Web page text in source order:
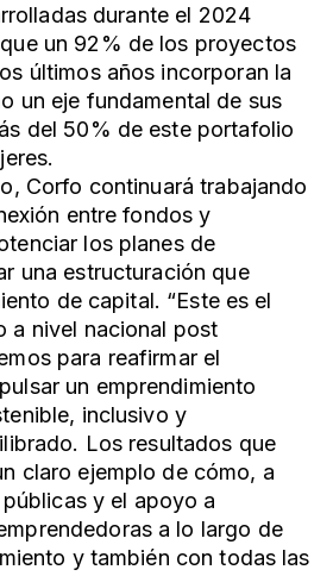
durante el 2024
un 92% de los proyectos
últimos años incorporan la
un eje fundamental de sus
del 50% de este portafolio
Corfo continuará trabajando
entre fondos y
los planes de
una estructuración que
de capital. “Este es el
a nivel nacional post
para reafirmar el
un emprendimiento
inclusivo y
Los resultados que
claro ejemplo de cómo, a
y el apoyo a
a lo largo de
y también con todas las